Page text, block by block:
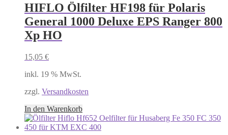
HIFLO Ölfilter HF198 für Polaris
General 1000 Deluxe EPS Ranger 800
Xp HO
15,05 €
inkl. 19 % MwSt.
zzgl. Versandkosten
In den Warenkorb